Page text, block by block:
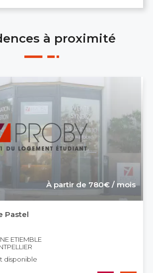
à proximité
À partir de 780€ / mois
Pastel
ETIEMBLE
disponible